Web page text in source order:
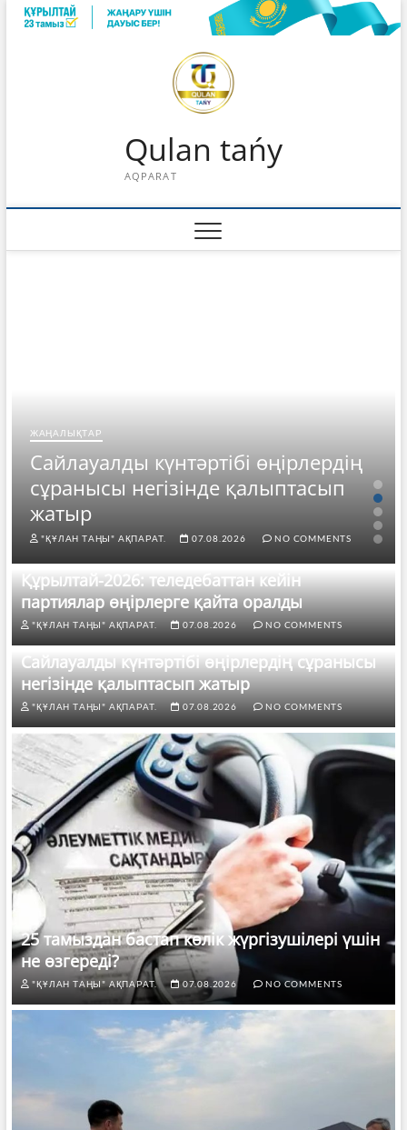
Skip
Qulan tańy
AQPARAT
ЖАҢАЛЫҚТАР
Сайлауалды күнтәртібі өңірлердің
сұранысы негізінде қалыптасып
жатыр
"ҚҰЛАН ТАҢЫ" АҚПАРАТ. 07.08.2026 NO COMMENTS
Құрылтай-2026: теледебаттан кейін
партиялар өңірлерге қайта оралды
"ҚҰЛАН ТАҢЫ" АҚПАРАТ. 07.08.2026 NO COMMENTS
Сайлауалды күнтәртібі өңірлердің сұранысы
негізінде қалыптасып жатыр
"ҚҰЛАН ТАҢЫ" АҚПАРАТ. 07.08.2026 NO COMMENTS
25 тамыздан бастап көлік жүргізушілері үшін
не өзгереді?
"ҚҰЛАН ТАҢЫ" АҚПАРАТ. 07.08.2026 NO COMMENTS